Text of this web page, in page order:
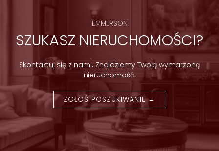
EMMERSON
SZUKASZ NIERUCHOMOŚCI?
Skontaktuj się z nami. Znajdziemy Twoją wymarzoną
nieruchomość.
ZGŁOŚ POSZUKIWANIE →